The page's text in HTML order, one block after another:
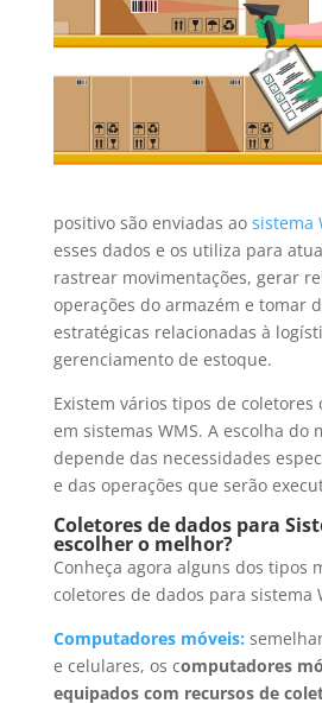
positivo são enviadas ao sistema
esses dados e os utiliza para
rastrear movimentações, gerar
operações do armazém e tomar
estratégicas relacionadas à
gerenciamento de estoque.
Existem vários tipos de
em sistemas WMS. A escolha do
depende das necessidades
e das operações que serão
Coletores de dados para
escolher o melhor?
Conheça agora alguns dos tipos
coletores de dados para sistema
Computadores móveis:
e celulares, os computadores
equipados com recursos de